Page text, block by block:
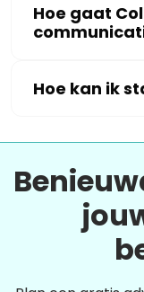
Hoe gaat
Hoe kan ik